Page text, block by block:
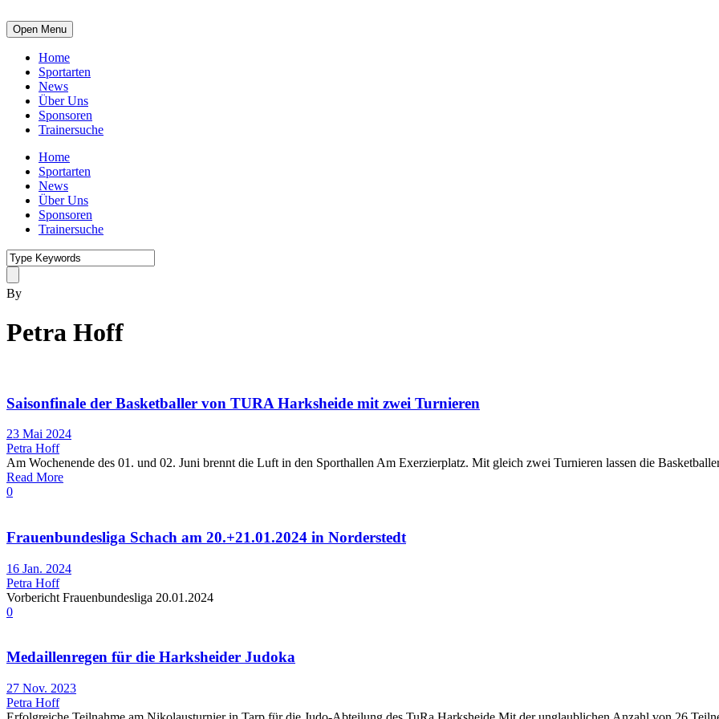
Open Menu
Home
Sportarten
News
Über Uns
Sponsoren
Trainersuche
Home
Sportarten
News
Über Uns
Sponsoren
Trainersuche
By
Petra Hoff
Saisonfinale der Basketballer von TURA Harksheide mit zwei Turnieren
23 Mai 2024
Petra Hoff
Am Wochenende des 01. und 02. Juni brennt die Luft in den Sporthallen Am Exerzierplatz. Mit gleich zwei Turnieren lassen die
Read More
0
Frauenbundesliga Schach am 20.+21.01.2024 in Norderstedt
16 Jan. 2024
Petra Hoff
Vorbericht Frauenbundesliga 20.01.2024
0
Medaillenregen für die Harksheider Judoka
27 Nov. 2023
Petra Hoff